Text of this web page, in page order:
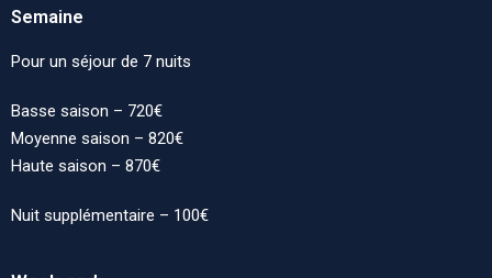
Semaine
Pour un séjour de 7 nuits
Basse saison – 720€
Moyenne saison – 820€
Haute saison – 870€
Nuit supplémentaire – 100€